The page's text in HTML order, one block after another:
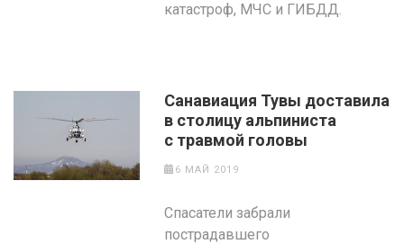
катастроф, МЧС и ГИБДД.
Санавиация Тувы доставила
в столицу альпиниста
с травмой головы
6 МАЙ 2019
Спасатели забрали
пострадавшего